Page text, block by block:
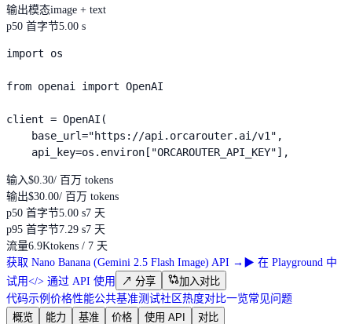
输出模态image + text
p50 首字节5.00 s
import os
from openai import OpenAI
client = OpenAI(
    base_url="https://api.orcarouter.ai/v1",
    api_key=os.environ["ORCAROUTER_API_KEY"],
输入$0.30/ 百万 tokens
输出$30.00/ 百万 tokens
p50 首字节5.00 s7 天
p95 首字节7.29 s7 天
流量6.9Ktokens / 7 天
获取 Nano Banana (Gemini 2.5 Flash Image) API → ▶ 在 Playground 中
试用</> 通过 API 使用 ↗ 分享
加入对比
代码示例 价格性能公共基准测试社区热度对比一览常见问题
概览
能力 基准 价格 使用 API 对比